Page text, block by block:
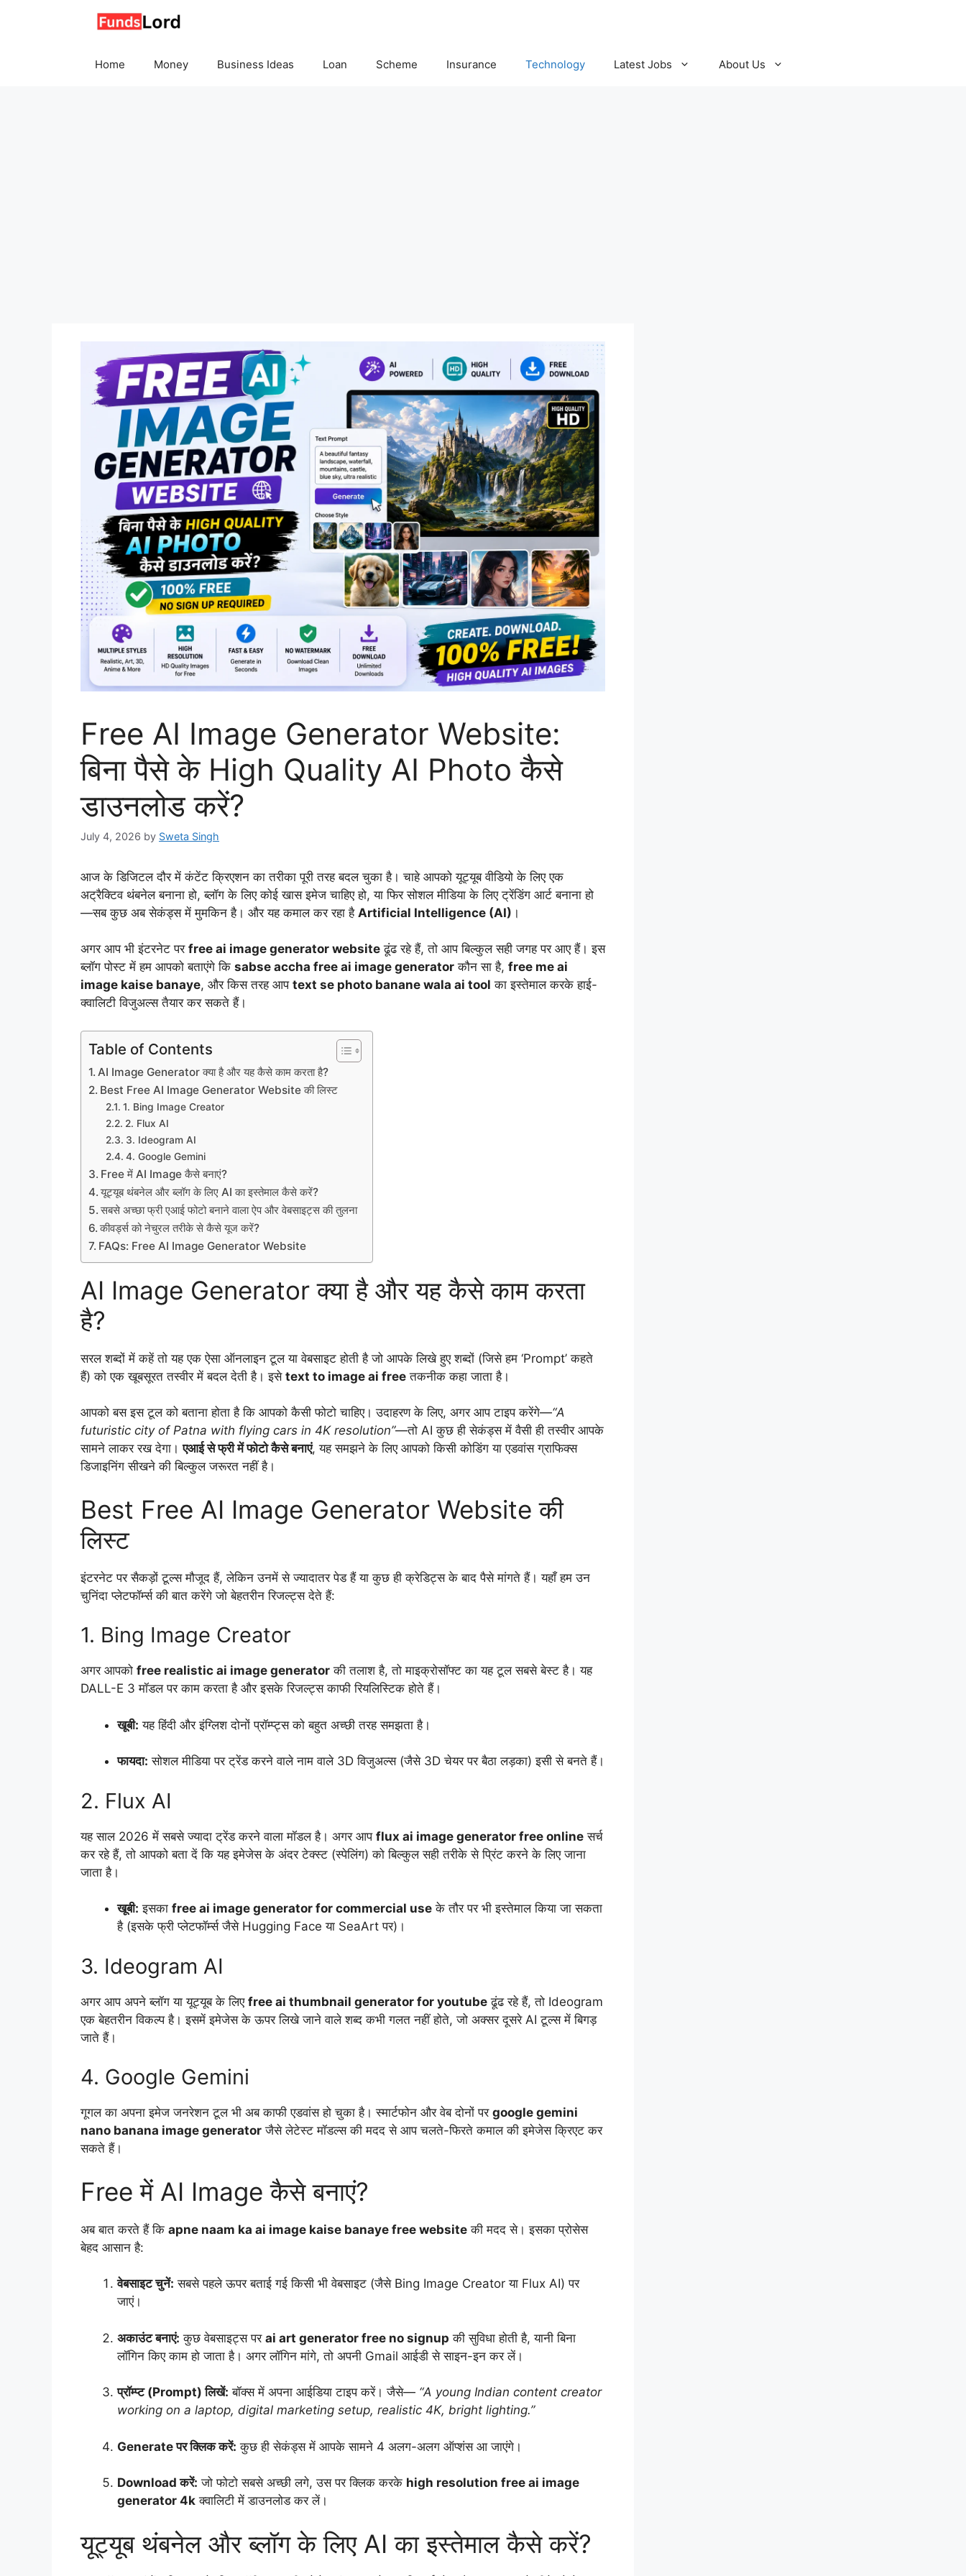
Home Money Business Ideas Loan Scheme Insurance Technology Latest Jobs About Us
Free AI Image Generator Website:
बिना पैसे के High Quality AI Photo कैसे
डाउनलोड करें?
July 4, 2026 by Sweta Singh
आज के डिजिटल दौर में कंटेंट क्रिएशन का तरीका पूरी तरह बदल चुका है। चाहे आपको यूट्यूब वीडियो के लिए एक
अट्रैक्टिव थंबनेल बनाना हो, ब्लॉग के लिए कोई खास इमेज चाहिए हो, या फिर सोशल मीडिया के लिए ट्रेंडिंग आर्ट बनाना हो
—सब कुछ अब सेकंड्स में मुमकिन है। और यह कमाल कर रहा है Artificial Intelligence (AI) ।
अगर आप भी इंटरनेट पर free ai image generator website ढूंढ रहे हैं, तो आप बिल्कुल सही जगह पर आए हैं। इस
ब्लॉग पोस्ट में हम आपको बताएंगे कि sabse accha free ai image generator कौन सा है, free me ai
image kaise banaye, और किस तरह आप text se photo banane wala ai tool का इस्तेमाल करके हाई-
क्वालिटी विजुअल्स तैयार कर सकते हैं।
Table of Contents
AI Image Generator क्या है और यह कैसे काम करता है?
Best Free AI Image Generator Website की लिस्ट
1. Bing Image Creator
2. Flux AI
3. Ideogram AI
4. Google Gemini
Free में AI Image कैसे बनाएं?
यूट्यूब थंबनेल और ब्लॉग के लिए AI का इस्तेमाल कैसे करें?
सबसे अच्छा फ्री एआई फोटो बनाने वाला ऐप और वेबसाइट्स की तुलना
कीवर्ड्स को नेचुरल तरीके से कैसे यूज करें?
FAQs: Free AI Image Generator Website
AI Image Generator क्या है और यह कैसे काम करता
है?
सरल शब्दों में कहें तो यह एक ऐसा ऑनलाइन टूल या वेबसाइट होती है जो आपके लिखे हुए शब्दों (जिसे हम ‘Prompt’ कहते
हैं) को एक खूबसूरत तस्वीर में बदल देती है। इसे text to image ai free तकनीक कहा जाता है।
आपको बस इस टूल को बताना होता है कि आपको कैसी फोटो चाहिए। उदाहरण के लिए, अगर आप टाइप करेंगे—“A
futuristic city of Patna with flying cars in 4K resolution”—तो AI कुछ ही सेकंड्स में वैसी ही तस्वीर आपके
सामने लाकर रख देगा।एआई से फ्री में फोटो कैसे बनाएं, यह समझने के लिए आपको किसी कोडिंग या एडवांस ग्राफिक्स
डिजाइनिंग सीखने की बिल्कुल जरूरत नहीं है।
Best Free AI Image Generator Website की
लिस्ट
इंटरनेट पर सैकड़ों टूल्स मौजूद हैं, लेकिन उनमें से ज्यादातर पेड हैं या कुछ ही क्रेडिट्स के बाद पैसे मांगते हैं। यहाँ हम उन
चुनिंदा प्लेटफॉर्म्स की बात करेंगे जो बेहतरीन रिजल्ट्स देते हैं:
1. Bing Image Creator
अगर आपको free realistic ai image generator की तलाश है, तो माइक्रोसॉफ्ट का यह टूल सबसे बेस्ट है। यह
DALL-E 3 मॉडल पर काम करता है और इसके रिजल्ट्स काफी रियलिस्टिक होते हैं।
खूबी: यह हिंदी और इंग्लिश दोनों प्रॉम्प्ट्स को बहुत अच्छी तरह समझता है।
फायदा: सोशल मीडिया पर ट्रेंड करने वाले नाम वाले 3D विजुअल्स (जैसे 3D चेयर पर बैठा लड़का) इसी से बनते हैं।
2. Flux AI
यह साल 2026 में सबसे ज्यादा ट्रेंड करने वाला मॉडल है। अगर आप flux ai image generator free online सर्च
कर रहे हैं, तो आपको बता दें कि यह इमेजेस के अंदर टेक्स्ट (स्पेलिंग) को बिल्कुल सही तरीके से प्रिंट करने के लिए जाना
जाता है।
खूबी: इसका free ai image generator for commercial use के तौर पर भी इस्तेमाल किया जा सकता
है (इसके फ्री प्लेटफॉर्म्स जैसे Hugging Face या SeaArt पर)।
3. Ideogram AI
अगर आप अपने ब्लॉग या यूट्यूब के लिए free ai thumbnail generator for youtube ढूंढ रहे हैं, तो Ideogram
एक बेहतरीन विकल्प है। इसमें इमेजेस के ऊपर लिखे जाने वाले शब्द कभी गलत नहीं होते, जो अक्सर दूसरे AI टूल्स में बिगड़
जाते हैं।
4. Google Gemini
गूगल का अपना इमेज जनरेशन टूल भी अब काफी एडवांस हो चुका है। स्मार्टफोन और वेब दोनों पर google gemini
nano banana image generator जैसे लेटेस्ट मॉडल्स की मदद से आप चलते-फिरते कमाल की इमेजेस क्रिएट कर
सकते हैं।
Free में AI Image कैसे बनाएं?
अब बात करते हैं कि apne naam ka ai image kaise banaye free website की मदद से। इसका प्रोसेस
बेहद आसान है:
वेबसाइट चुनें: सबसे पहले ऊपर बताई गई किसी भी वेबसाइट (जैसे Bing Image Creator या Flux AI) पर
जाएं।
अकाउंट बनाएं: कुछ वेबसाइट्स पर ai art generator free no signup की सुविधा होती है, यानी बिना
लॉगिन किए काम हो जाता है। अगर लॉगिन मांगे, तो अपनी Gmail आईडी से साइन-इन कर लें।
प्रॉम्प्ट (Prompt) लिखें: बॉक्स में अपना आईडिया टाइप करें। जैसे— “A young Indian content creator
working on a laptop, digital marketing setup, realistic 4K, bright lighting.”
Generate पर क्लिक करें: कुछ ही सेकंड्स में आपके सामने 4 अलग-अलग ऑप्शंस आ जाएंगे।
Download करें: जो फोटो सबसे अच्छी लगे, उस पर क्लिक करके high resolution free ai image
generator 4k क्वालिटी में डाउनलोड कर लें।
यूट्यूब थंबनेल और ब्लॉग के लिए AI का इस्तेमाल कैसे करें?